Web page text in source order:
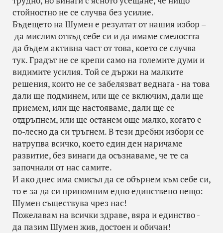
стойностно не се случва без усилие.
Бъдещето на Шумен е резултат от нашия избор –
да мислим отвъд себе си и да имаме смелостта
да бъдем активна част от това, което се случва
тук. Градът не се крепи само на големите думи и
видимите усилия. Той се държи на малките
решения, които не се забелязват веднага - на това
дали ще подминем, или ще се включим, дали ще
приемем, или ще настояваме, дали ще се
отдръпнем, или ще останем още малко, когато е
по-лесно да си тръгнем. В тези дребни избори се
натрупва всичко, което един ден наричаме
развитие, без винаги да осъзнаваме, че те са
започнали от нас самите.
И ако днес има смисъл да се обърнем към себе си,
то е за да си припомним едно единствено нещо:
Шумен съществува чрез нас!
Пожелавам на всички здраве, вяра и единство -
да пазим Шумен жив, достоен и обичан!